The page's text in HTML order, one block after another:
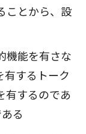
ことから、設
機能を有さな
有するトーク
有するのであ
る